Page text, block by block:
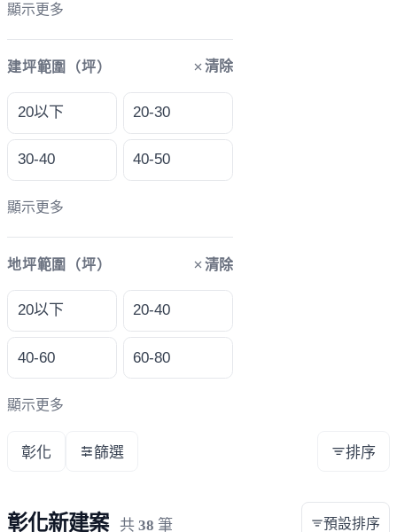
顯示更多
建坪範圍（坪） 清除
20以下 20-30
30-40 40-50
顯示更多
地坪範圍（坪） 清除
20以下 20-40
40-60 60-80
顯示更多
彰化 篩選 排序
彰化新建案 共 38 筆 預設排序